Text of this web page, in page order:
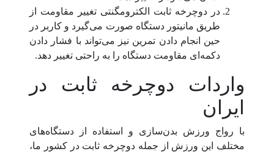
در دوچرخه ثابت الکترومگنتی تغییر مقاومت از
طریق مانیتور دستگاه صورت می‌گیرد و کاربر در
حین انجام دادن تمرین نیز می‌تواند با فشار دادن
دکمه‌ای مقاومت دستگاه را به راحتی تغییر دهد.
واردات دوچرخه ثابت در
ایران
با رواج ورزش بدن‌سازی و استفاده از دستگاه‌های
مختلف این ورزش از جمله دوچرخه ثابت در کشور ما،